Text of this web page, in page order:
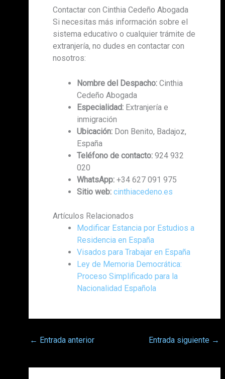
Contactar con Cinthia Cedeño Abogada
Si necesitas más información sobre el
sistema educativo o cualquier trámite de
extranjería, no dudes en contactar con
nosotros:
Nombre del Despacho:Cinthia
Cedeño Abogada
Especialidad:Extranjería e
inmigración
Ubicación:Don Benito, Badajoz,
España
Teléfono de contacto:924 932
020
WhatsApp:+34 627 091 975
Sitio web: cinthiacedeno.es
Artículos Relacionados
Modificar Estancia por Estudios a
Residencia en España
Visados para Trabajar en España
Ley de Memoria Democrática:
Proceso Simplificado para la
Nacionalidad Española
← Entrada anterior Entrada siguiente →